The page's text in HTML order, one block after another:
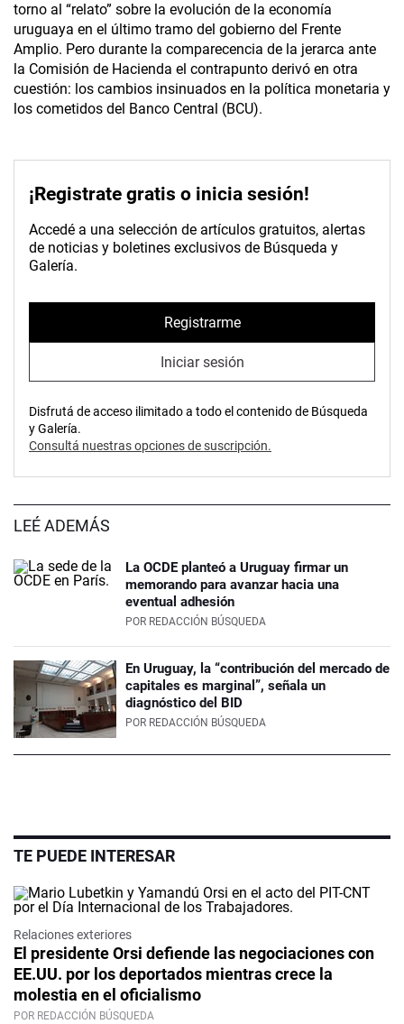
torno al “relato” sobre la evolución de la economía
uruguaya en el último tramo del gobierno del Frente
Amplio. Pero durante la comparecencia de la jerarca ante
la Comisión de Hacienda el contrapunto derivó en otra
cuestión: los cambios insinuados en la política monetaria y
los cometidos del Banco Central (BCU).
¡Registrate gratis o inicia sesión!
Accedé a una selección de artículos gratuitos, alertas
de noticias y boletines exclusivos de Búsqueda y
Galería.
Registrarme
Iniciar sesión
Disfrutá de acceso ilimitado a todo el contenido de Búsqueda
y Galería.
Consultá nuestras opciones de suscripción.
LEÉ ADEMÁS
La OCDE planteó a Uruguay firmar un
memorando para avanzar hacia una
eventual adhesión
POR REDACCIÓN BÚSQUEDA
En Uruguay, la “contribución del mercado de
capitales es marginal”, señala un
diagnóstico del BID
POR REDACCIÓN BÚSQUEDA
TE PUEDE INTERESAR
Relaciones exteriores
El presidente Orsi defiende las negociaciones con
EE.UU. por los deportados mientras crece la
molestia en el oficialismo
POR REDACCIÓN BÚSQUEDA